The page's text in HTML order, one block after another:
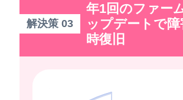
解決策 03
年1回のファー
ップデートで障
時復旧